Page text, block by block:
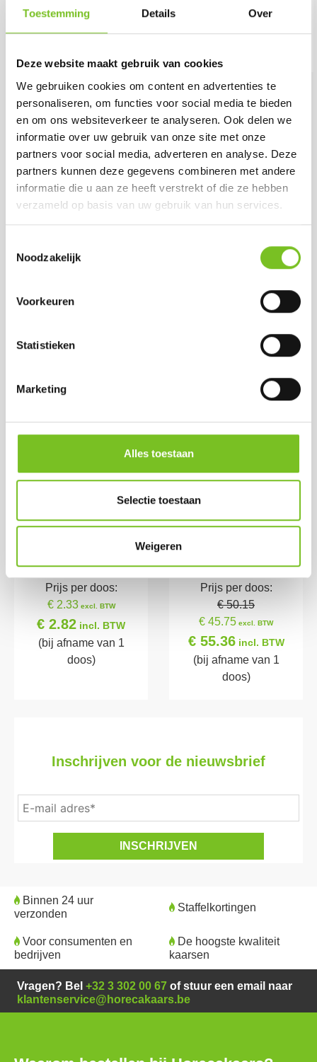
Toestemming Details Over
Deze website maakt gebruik van cookies
We gebruiken cookies om content en advertenties te
personaliseren, om functies voor social media te bieden
en om ons websiteverkeer te analyseren. Ook delen we
informatie over uw gebruik van onze site met onze
partners voor social media, adverteren en analyse. Deze
partners kunnen deze gegevens combineren met andere
informatie die u aan ze heeft verstrekt of die ze hebben
verzameld op basis van uw gebruik van hun services.
Noodzakelijk
Voorkeuren
Statistieken
Marketing
Alles toestaan
Selectie toestaan
Weigeren
wanneer uw totale bestelling groter is dan
€49.95! Alle genoemde prijzen zijn exclusief
Meest Besteld
Theelichten 8 uur (8
x 50 st.) (Wit)
€ 49.18
(bij afname van 1
*Refills 24 h 100 stk
Prijs per doos:
incl. BTW
(bij afname van 1
(ivoor)
Prijs per doos:
€ 2.33excl. BTW
€ 2.82 incl. BTW
(bij afname van 1
doos)
(Transparant)
Prijs per doos:
€ 50.15
€ 45.75 excl. BTW
€ 55.36incl. BTW
(bij afname van 1
doos)
Inschrijven voor de nieuwsbrief
Binnen 24 uur
verzonden
Staffelkortingen
Voor consumenten en
bedrijven
De hoogste kwaliteit
kaarsen
Vragen? Bel +32 3 302 00 67 of stuur een email naar
klantenservice@horecakaars.be